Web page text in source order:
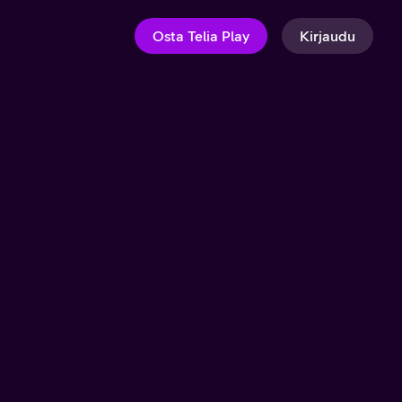
Osta Telia Play Kirjaudu